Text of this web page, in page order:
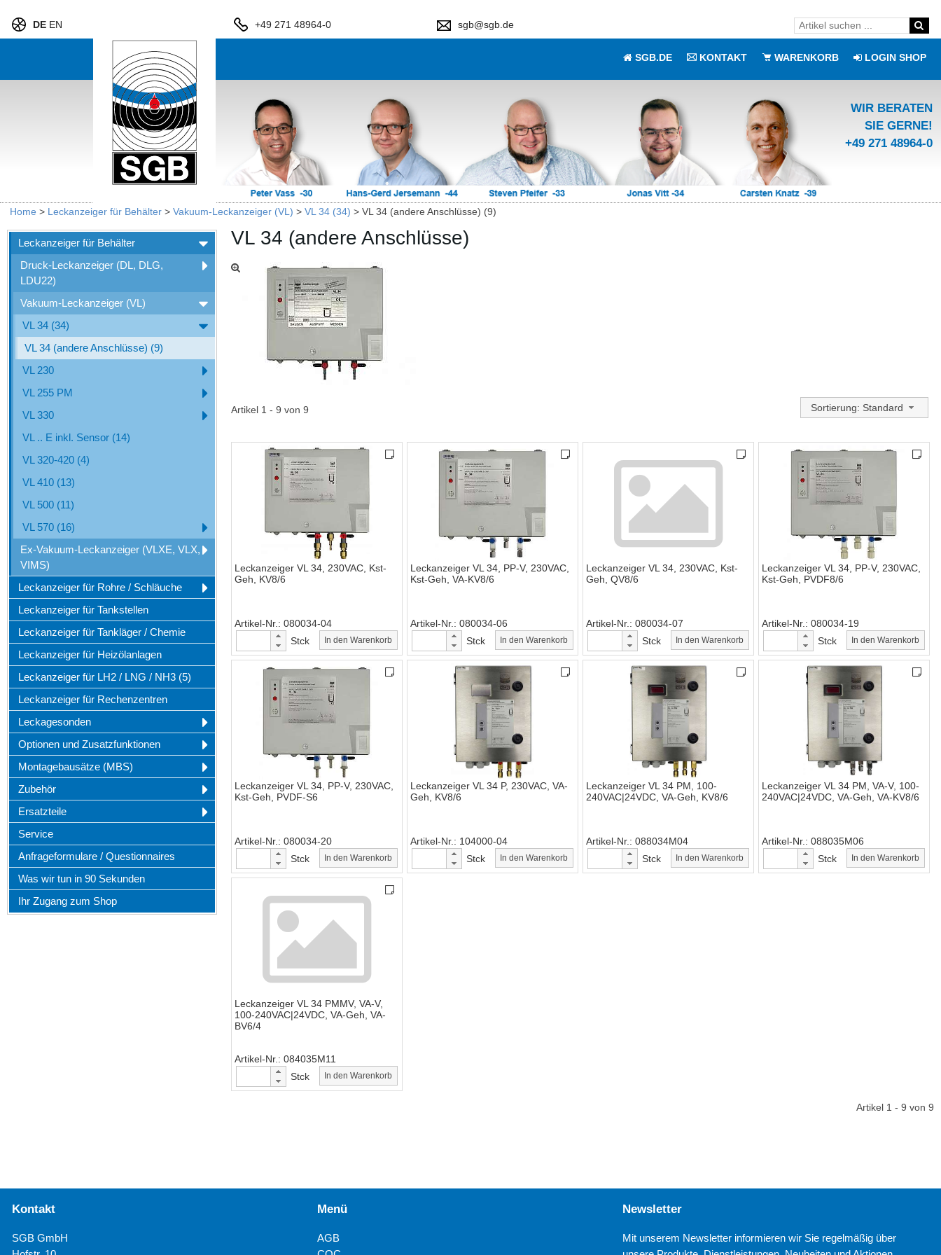
DE EN +49 271 48964-0 sgb@sgb.de
LOGIN SHOP
WARENKORB
KONTAKT
SGB.DE
WIR BERATEN
SIE GERNE!
+49 271 48964-0
Home > Leckanzeiger für Behälter > Vakuum-Leckanzeiger (VL) > VL 34 (34) > VL 34 (andere Anschlüsse) (9)
Leckanzeiger für Behälter
Druck-Leckanzeiger (DL, DLG,
LDU22)
Vakuum-Leckanzeiger (VL)
VL 34 (34)
VL 34 (andere Anschlüsse) (9)
VL 230
VL 255 PM
VL 330
VL .. E inkl. Sensor (14)
VL 320-420 (4)
VL 410 (13)
VL 500 (11)
VL 570 (16)
Ex-Vakuum-Leckanzeiger (VLXE, VLX,
VIMS)
Leckanzeiger für Rohre / Schläuche
Leckanzeiger für Tankstellen
Leckanzeiger für Tankläger / Chemie
Leckanzeiger für Heizölanlagen
Leckanzeiger für LH2 / LNG / NH3 (5)
Leckanzeiger für Rechenzentren
Leckagesonden
Optionen und Zusatzfunktionen
Montagebausätze (MBS)
Zubehör
Ersatzteile
Service
Anfrageformulare / Questionnaires
Was wir tun in 90 Sekunden
Ihr Zugang zum Shop
VL 34 (andere Anschlüsse)
Artikel 1 - 9 von 9 Sortierung: Standard
Leckanzeiger VL 34, 230VAC, Kst-
Geh, KV8/6
Artikel-Nr. 080034-04
Stck
In den Warenkorb
Leckanzeiger VL 34, PP-V, 230VAC,
Kst-Geh, VA-KV8/6
Artikel-Nr. 080034-06
Stck
In den Warenkorb
Leckanzeiger VL 34, 230VAC, Kst-
Geh, QV8/6
Artikel-Nr. 080034-07
Stck
In den Warenkorb
Leckanzeiger VL 34, PP-V, 230VAC,
Kst-Geh, PVDF8/6
Artikel-Nr. 080034-19
Stck
In den Warenkorb
Leckanzeiger VL 34, PP-V, 230VAC,
Kst-Geh, PVDF-S6
Artikel-Nr. 080034-20
Stck
In den Warenkorb
Leckanzeiger VL 34 P, 230VAC, VA-
Geh, KV8/6
Artikel-Nr.
104000-04
Stck
In den Warenkorb
Leckanzeiger VL 34 PM, 100-
240VAC|24VDC, VA-Geh, KV8/6
Artikel-Nr. 088034M04
Stck
In den Warenkorb
Leckanzeiger VL 34 PM, VA-V, 100-
240VAC|24VDC, VA-Geh, VA-KV8/6
Artikel-Nr. 088035M06
Stck
In den Warenkorb
Leckanzeiger VL 34 PMMV, VA-V,
100-240VAC|24VDC, VA-Geh, VA-
BV6/4
Artikel-Nr. 084035M11
Stck
In den Warenkorb
Artikel 1 - 9 von 9
Kontakt
SGB GmbH
Menü
AGB
Newsletter
Mit unserem Newsletter informieren wir Sie regelmäßig über